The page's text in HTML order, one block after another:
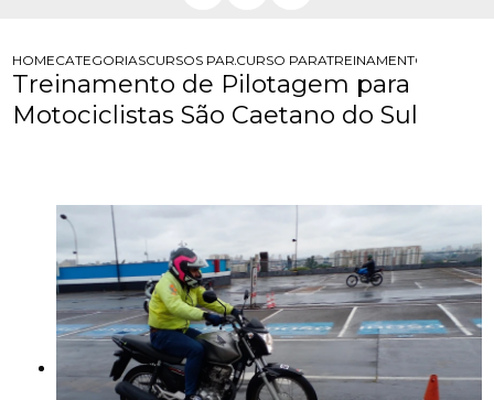
HOMECATEGORIASCURSOS PARA MOTOCICLISTAS
CURSO PARA MOTOCICLISTAS DE
TREINAMENTO DE
Treinamento de Pilotagem para
Motociclistas São Caetano do Sul